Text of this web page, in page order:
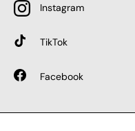
Instagram
TikTok
Facebook